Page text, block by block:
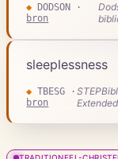
◆ DODSON ·
bron
sleeplessness
◆ TBESG ·
bron